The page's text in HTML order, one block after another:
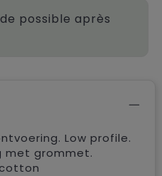
possible après
Low profile.
met grommet.